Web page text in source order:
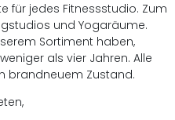
für jedes Fitnessstudio. Zum
und Yogaräume.
Sortiment haben,
als vier Jahren. Alle
brandneuem Zustand.